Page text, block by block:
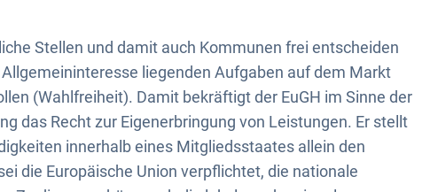
Stellen und damit auch Kommunen frei entscheiden
liegenden Aufgaben auf dem Markt
(Wahlfreiheit). Damit bekräftigt der EuGH im Sinne der
das Recht zur Eigenerbringung von Leistungen. Er stellt
innerhalb eines Mitgliedsstaates allein den
die Europäische Union verpflichtet, die nationale